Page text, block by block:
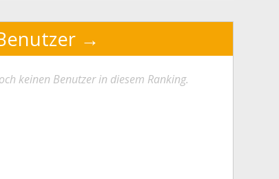
keinen Benutzer in diesem Ranking.